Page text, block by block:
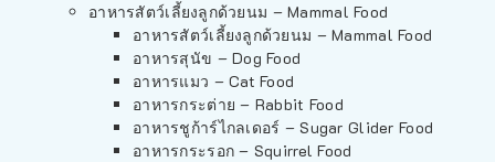
อาหารสัตว์เลี้ยงลูกด้วยนม – Mammal Food
อาหารสัตว์เลี้ยงลูกด้วยนม – Mammal Food
อาหารสุนัข – Dog Food
อาหารแมว – Cat Food
อาหารกระต่าย – Rabbit Food
อาหารชูก้าร์ไกลเดอร์ – Sugar Glider Food
อาหารกระรอก – Squirrel Food